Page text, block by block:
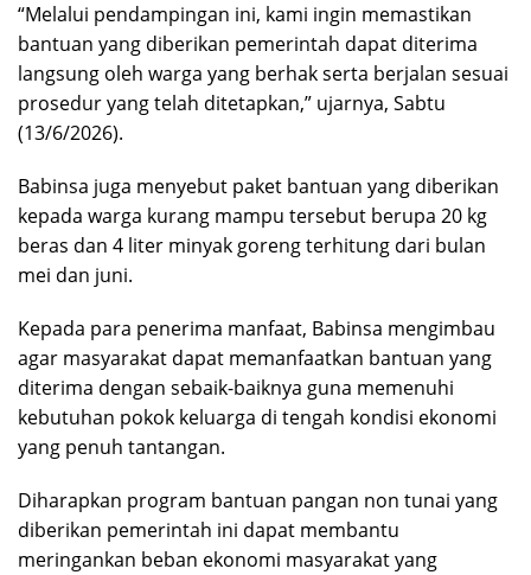
“Melalui pendampingan ini, kami ingin memastikan
bantuan yang diberikan pemerintah dapat diterima
langsung oleh warga yang berhak serta berjalan sesuai
prosedur yang telah ditetapkan,” ujarnya, Sabtu
(13/6/2026).
Babinsa juga menyebut paket bantuan yang diberikan
kepada warga kurang mampu tersebut berupa 20 kg
beras dan 4 liter minyak goreng terhitung dari bulan
mei dan juni.
Kepada para penerima manfaat, Babinsa mengimbau
agar masyarakat dapat memanfaatkan bantuan yang
diterima dengan sebaik-baiknya guna memenuhi
kebutuhan pokok keluarga di tengah kondisi ekonomi
yang penuh tantangan.
Diharapkan program bantuan pangan non tunai yang
diberikan pemerintah ini dapat membantu
meringankan beban ekonomi masyarakat yang